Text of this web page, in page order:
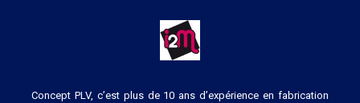
Concept PLV, c’est plus de 10 ans d’expérience en fabrication